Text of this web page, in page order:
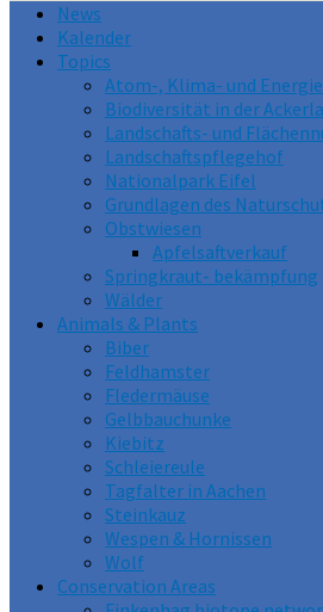
News
Kalender
Topics
Atom-, Klima- und
Biodiversität in der
Landschafts- und
Landschaftspflegehof
Nationalpark Eifel
Grundlagen des
Obstwiesen
Apfelsaftverkauf
Springkraut- bekämpfung
Wälder
Animals & Plants
Biber
Feldhamster
Fledermäuse
Gelbbauchunke
Kiebitz
Schleiereule
Tagfalter in Aachen
Steinkauz
Wespen & Hornissen
Wolf
Conservation Areas